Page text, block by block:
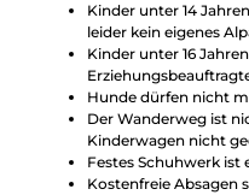
Kinder unter 14
leider kein eigenes
Kinder unter 16
Hunde dürfen nicht
Der Wanderweg ist
Kinderwagen nicht
Festes Schuhwerk ist
Kostenfreie Absagen